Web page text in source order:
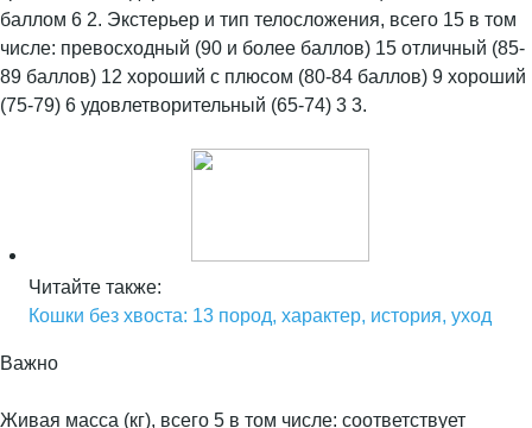
баллом 6 2. Экстерьер и тип телосложения, всего 15 в том
числе: превосходный (90 и более баллов) 15 отличный (85-
89 баллов) 12 хороший с плюсом (80-84 баллов) 9 хороший
(75-79) 6 удовлетворительный (65-74) 3 3.
Читайте также:
Кошки без хвоста: 13 пород, характер, история, уход
Важно
Живая масса (кг), всего 5 в том числе: соответствует